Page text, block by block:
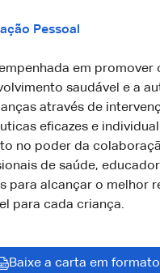
Pessoal
em promover
saudável e a
através de
eficazes e
no poder da
de saúde,
para alcançar o melhor
para cada criança.
Baixe a carta em